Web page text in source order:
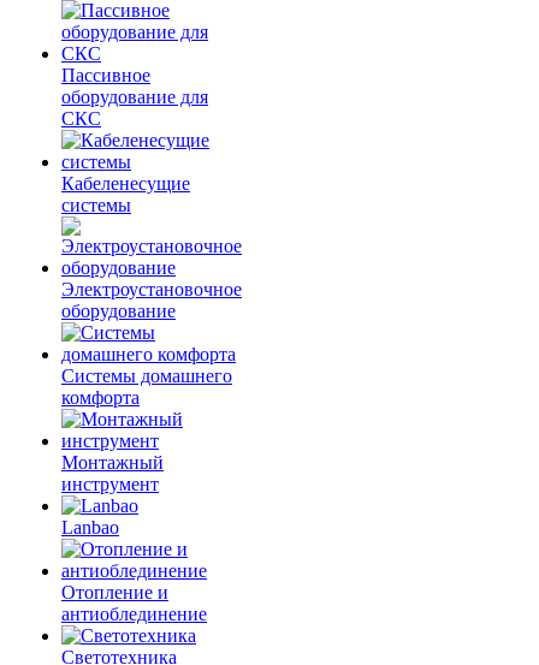
Пассивное
оборудование для
СКС
Кабеленесущие
системы
Электроустановочное
оборудование
Системы домашнего
комфорта
Монтажный
инструмент
Lanbao
Отопление и
антиоблединение
Светотехника